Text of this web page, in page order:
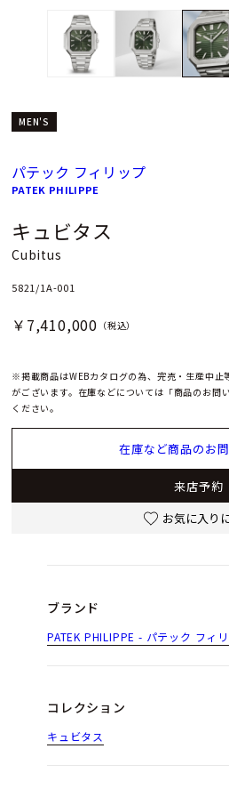
MEN'S
パテック フィリップ
PATEK PHILIPPE
キュビタス
Cubitus
5821/1A-001
￥7,410,000 （税込）
※掲載商品はWEBカタログの為、完売・生産中止
がございます。在庫などについては「商品のお問
ください。
在庫など商品のお
来店予約
お気に入り
ブランド
PATEK PHILIPPE - パテック フィ
コレクション
キュビタス